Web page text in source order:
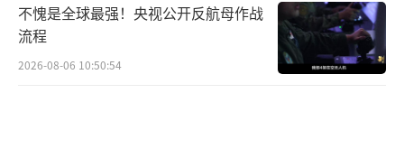
不愧是全球最强！央视公开反航母作战
流程
2026-08-06 10:50:54